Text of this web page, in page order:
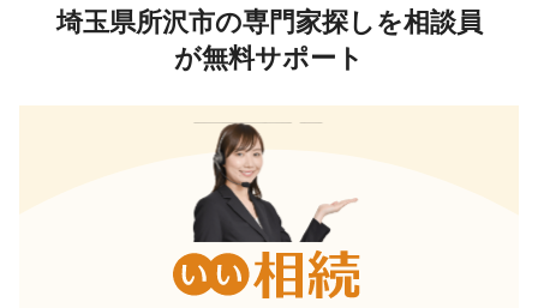
埼玉県所沢市の専門家探しを相談員
が無料サポート